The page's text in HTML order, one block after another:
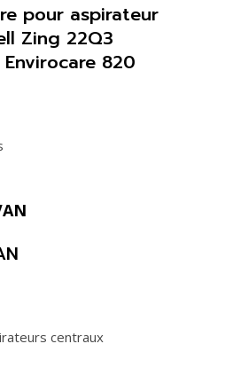
pour aspirateur
Zing 22Q3
820
centraux